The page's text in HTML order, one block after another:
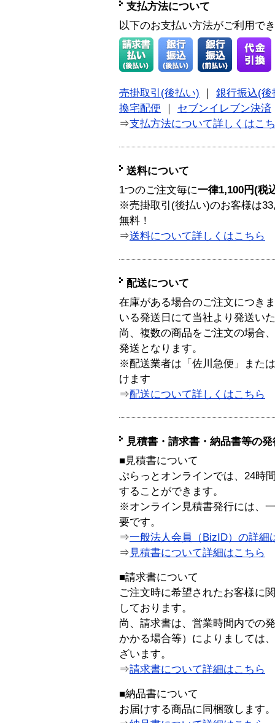
支払方法について
以下のお支払い方法がご利用で
売掛取引(後払い)
銀行振込(後
換宅配便
セブンイレブン決済
⇒支払方法について詳しくはこ
送料について
1つのご注文毎に一律1,100円(税
※売掛取引(後払い)のお客様は
無料！
⇒送料について詳しくはこちら
配送について
在庫がある場合のご注文につき
いる発送日にて当社より発送い
尚、複数の商品をご注文の場合
発送となります。
※配送業者は「佐川急便」また
けます
⇒配送について詳しくはこちら
見積書・請求書・納品書等の
■見積書について
ぷらっとオンラインでは、24時
することができます。
※オンライン見積書発行には、
要です。
⇒一般法人会員（BizID）の詳細
⇒ 見積書について詳細はこちら
■請求書について
ご注文時に希望されたお客様に
しております。
尚、請求書は、営業時間内での
かかる場合等）によりましては
ざいます。
⇒請求書について詳細はこちら
■納品書について
お届けする商品に同梱致します。